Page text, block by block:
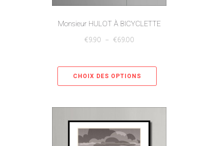
Monsieur HULOT À BICYCLETTE
€9.90 – €69.00
CHOIX DES OPTIONS